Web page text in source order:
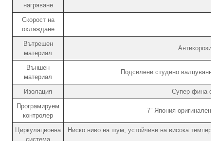
нагряване
Скорост на
охлаждане
Вътрешен
материал
Външен
материал
Подсилени студено валцувани
Изолация
Супер фина
Програмируем
контролер
7” Япония оригинален
Циркулационна
система
Ниско ниво на шум, устойчиви на висока